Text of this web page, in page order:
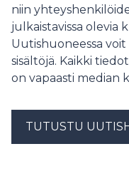
niin
julkaistavissa olevia
Uutishuoneessa voit
sisältöjä. Kaikki
on vapaasti median
TUTUSTU